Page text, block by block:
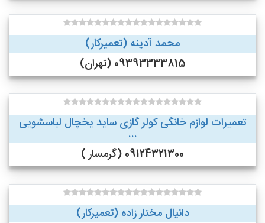
محمد آدینه (تعمیرکار)
09393333815 (تهران)
تعمیرات لوازم خانگی کولر گازی ساید یخچال لباسشویی
...
09124321300 (گرمسار )
دانیال مختار زاده (تعمیرکار)